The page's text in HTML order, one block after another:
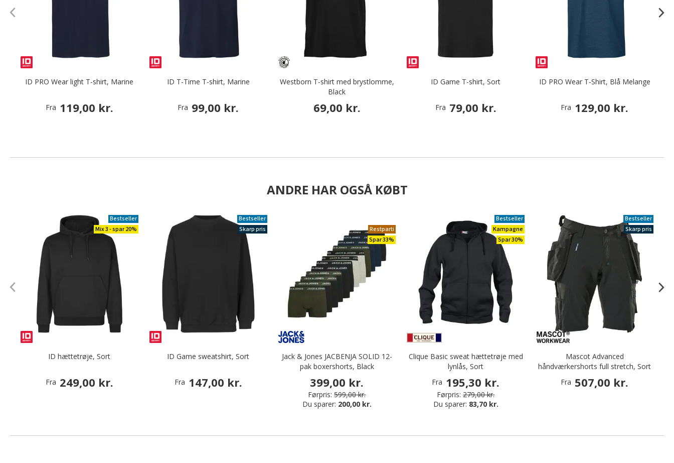
ID PRO Wear light T-shirt, Marine
Fra 119,00 kr.
ID T-Time T-shirt, Marine
Fra 99,00 kr.
Westborn T-shirt med brystlomme,
Black
69,00 kr.
ID Game T-shirt, Sort
Fra 79,00 kr.
ID PRO Wear T-Shirt, Blå Melange
Fra 129,00 kr.
ANDRE HAR OGSÅ KØBT
Bestseller
Mix 3 - spar 20%
ID hættetrøje, Sort
Fra 249,00 kr.
Bestseller
Skarp pris
ID Game sweatshirt, Sort
Fra 147,00 kr.
Restparti
Spar 33%
Jack & Jones JACBENJA SOLID 12-
pak boxershorts, Black
399,00 kr.
Førpris: 599,00 kr.
Du sparer: 200,00 kr.
Bestseller
Kampagne
Spar 30%
Clique Basic sweat hættetrøje med
lynlås, Sort
Fra 195,30 kr.
Førpris: 279,00 kr.
Du sparer: 83,70 kr.
Bestseller
Skarp pris
Mascot Advanced
håndværkershorts full stretch, Sort
Fra 507,00 kr.